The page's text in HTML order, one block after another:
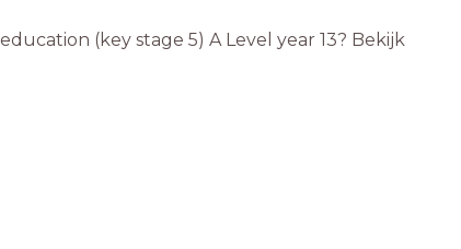
(key stage 5) A Level year 13? Bekijk